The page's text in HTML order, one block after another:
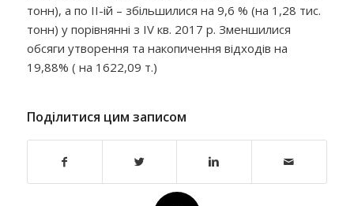
тонн), а по ІІ-ій – збільшилися на 9,6 % (на 1,28 тис.
тонн) у порівнянні з IVкв. 2017 р. Зменшилися
обсяги утворення та накопичення відходів на
19,88% ( на 1622,09 т.)
Поділитися цим записом